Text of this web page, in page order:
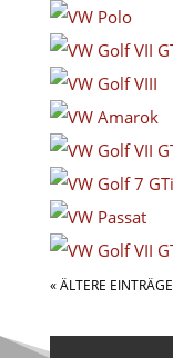
« ÄLTERE EINTRÄGE